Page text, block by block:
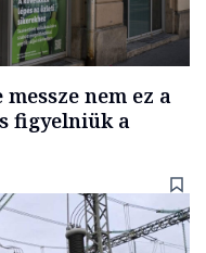
nem ez a
figyelniük a